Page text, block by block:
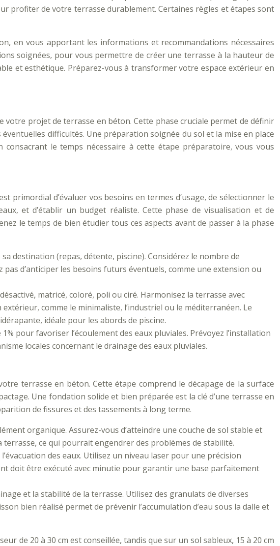
profiter de votre terrasse durablement. Certaines règles et étapes sont
en vous apportant les informations et recommandations nécessaires
soignées, pour vous permettre de créer une terrasse à la hauteur de
et esthétique. Préparez-vous à transformer votre espace extérieur en
votre projet de terrasse en béton. Cette phase cruciale permet de définir
difficultés. Une préparation soignée du sol et la mise en place
le temps nécessaire à cette étape préparatoire, vous vous
d’évaluer vos besoins en termes d’usage, de sélectionner le
et d’établir un budget réaliste. Cette phase de visualisation et de
le temps de bien étudier tous ces aspects avant de passer à la phase
destination (repas, détente, piscine). Considérez le nombre de
d’anticiper les besoins futurs éventuels, comme une extension ou
matricé, coloré, poli ou ciré. Harmonisez la terrasse avec
comme le minimaliste, l’industriel ou le méditerranéen. Le
idéale pour les abords de piscine.
pour favoriser l’écoulement des eaux pluviales. Prévoyez l’installation
locales concernant le drainage des eaux pluviales.
terrasse en béton. Cette étape comprend le décapage de la surface
Une fondation solide et bien préparée est la clé d’une terrasse en
de fissures et des tassements à long terme.
organique. Assurez-vous d’atteindre une couche de sol stable et
ce qui pourrait engendrer des problèmes de stabilité.
des eaux. Utilisez un niveau laser pour une précision
doit être exécuté avec minutie pour garantir une base parfaitement
et la stabilité de la terrasse. Utilisez des granulats de diverses
bien réalisé permet de prévenir l’accumulation d’eau sous la dalle et
de 20 à 30 cm est conseillée, tandis que sur un sol sableux, 15 à 20 cm